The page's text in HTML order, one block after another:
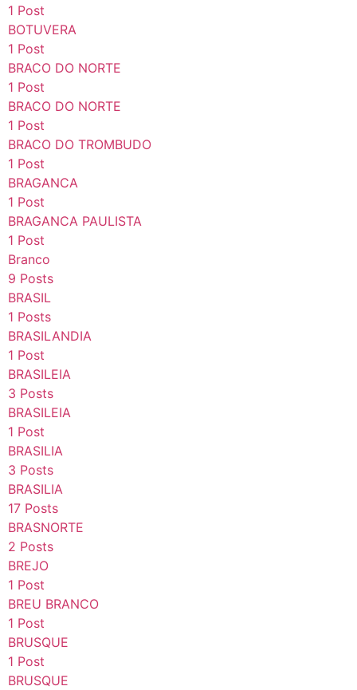
1 Post
BOTUVERA
1 Post
BRACO DO NORTE
1 Post
BRACO DO NORTE
1 Post
BRACO DO TROMBUDO
1 Post
BRAGANCA
1 Post
BRAGANCA PAULISTA
1 Post
Branco
9 Posts
BRASIL
1 Posts
BRASILANDIA
1 Post
BRASILEIA
3 Posts
BRASILEIA
1 Post
BRASILIA
3 Posts
BRASILIA
17 Posts
BRASNORTE
2 Posts
BREJO
1 Post
BREU BRANCO
1 Post
BRUSQUE
1 Post
BRUSQUE